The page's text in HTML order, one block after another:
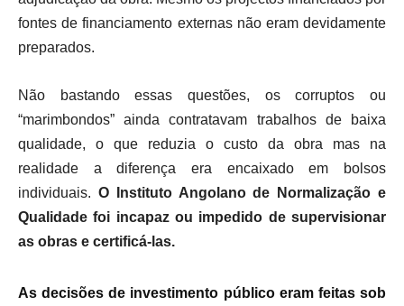
fontes de financiamento externas não eram devidamente
preparados.
Não bastando essas questões, os corruptos ou
“marimbondos” ainda contratavam trabalhos de baixa
qualidade, o que reduzia o custo da obra mas na
realidade a diferença era encaixado em bolsos
individuais. O Instituto Angolano de Normalização e
Qualidade foi incapaz ou impedido de supervisionar
as obras e certificá-las.
As decisões de investimento público eram feitas sob